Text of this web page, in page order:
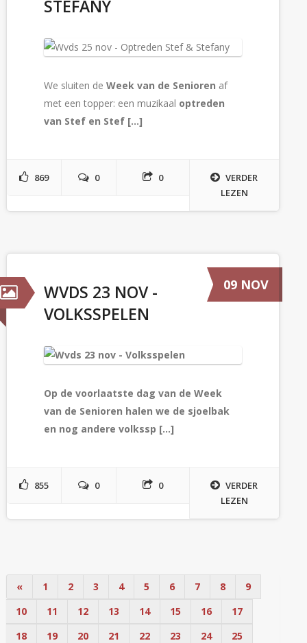
STEFANY
We sluiten de Week van de Senioren af
met een topper: een muzikaal optreden
van Stef en Stef [...]
869 0 0
VERDER
LEZEN
WVDS 23 NOV -
VOLKSSPELEN
09 NOV
Op de voorlaatste dag van de Week
van de Senioren halen we de sjoelbak
en nog andere volkssp [...]
855 0 0
VERDER
LEZEN
« 1 2 3 4 5 6 7 8
9
10
11 12 13 14 15 16
17
18
19 20 21 22 23 24
25